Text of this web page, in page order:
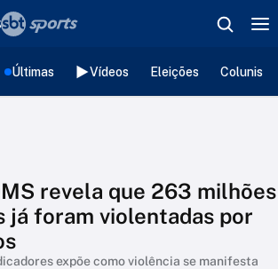
Últimas Vídeos Eleições
revela que 263 milhões
já foram violentadas por
expõe como violência se manifesta